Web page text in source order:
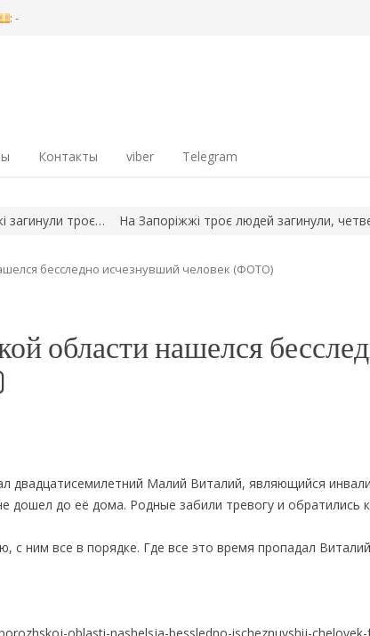
: -
Контакты viber Telegram
троє… На Запоріжжі троє людей загинули, четверо
бесследно исчезнувший человек (ФОТО)
области нашелся
двадцатисемилетний Малий Виталий, являющийся
дошел до её дома. Родные забили тревогу и обратились к
с ним все в порядке. Где все это время пропадал